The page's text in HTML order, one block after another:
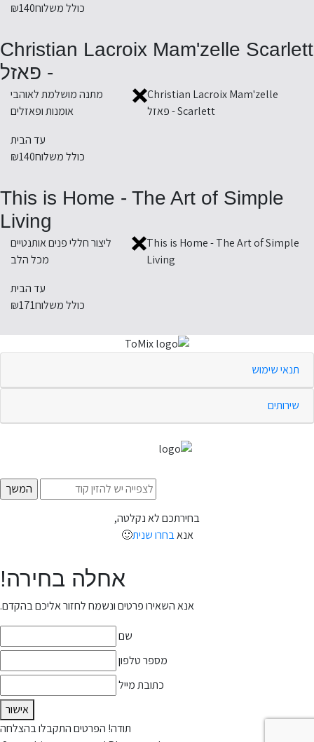
כולל משלוח₪140
Christian Lacroix Mam'zelle Scarlett
- פאזל
Christian Lacroix Mam'zelle
Scarlett - פאזל
מתנה מושלמת לאוהבי
אומנות ופאזלים
עד הבית
כולל משלוח₪140
This is Home - The Art of Simple
Living
This is Home - The Art of Simple
Living
ליצור חללי פנים אותנטיים
מכל הלב
עד הבית
כולל משלוח₪171
תנאי שימוש
שירותים
בחירתכם לא נקלטה,
אנאבחרו שנית🙂
אחלה בחירה!
אנא השאירו פרטים ונשמח לחזור אליכם בהקדם.
שם
מספר טלפון
כתובת מייל
אישור
תודה! הפרטים התקבלו בהצלחה